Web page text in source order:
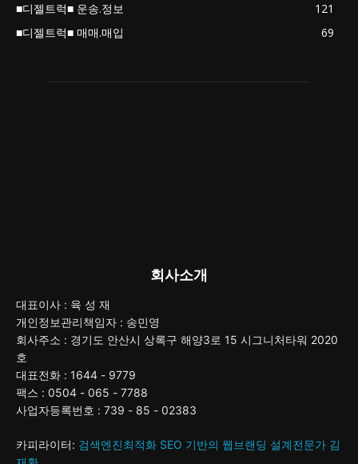
■디젤트럭■ 운송.정보
121
■디젤트럭■ 매매.매입
69
회사소개
대표이사 : 육 성 재
개인정보관리책임자 : 송민영
회사주소 : 경기도 안산시 상록구 해양3로 15 시그니처타워 2020
호
대표전화 : 1644 - 9779
팩스 : 0504 - 065 - 7788
사업자등록번호 : 739 - 85 - 02383
카피라이터: 검색엔진최적화 SEO 기반의 웹브랜딩 설계전문가 김